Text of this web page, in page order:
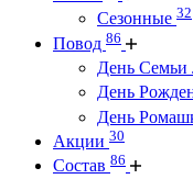
Сезонные 32
Повод 86
День
День
День
Акции 30
Состав 86